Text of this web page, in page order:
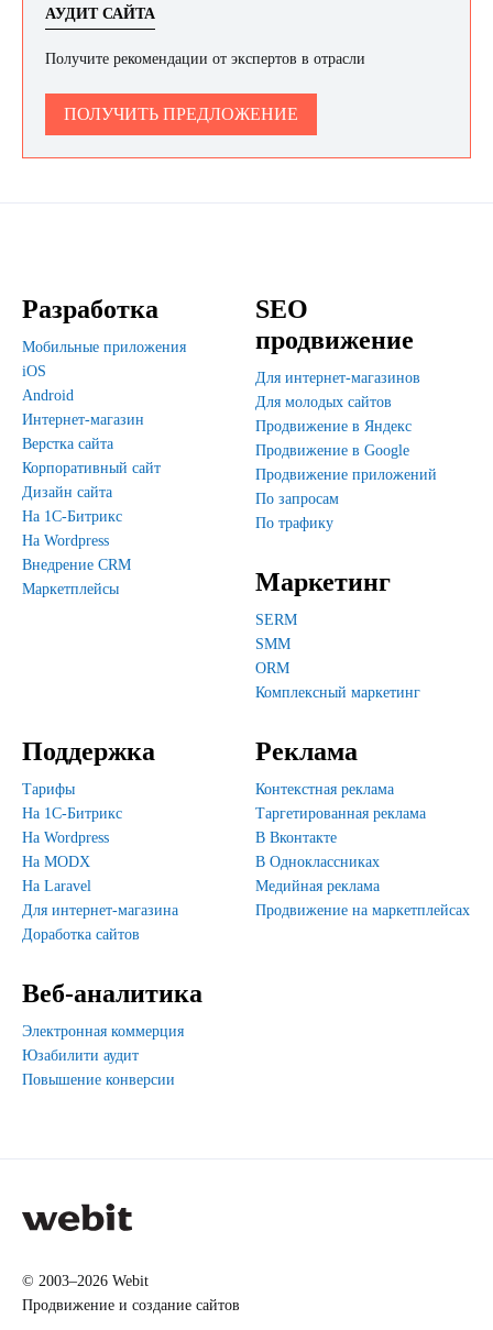
АУДИТ САЙТА
Получите рекомендации от экспертов в отрасли
ПОЛУЧИТЬ ПРЕДЛОЖЕНИЕ
Разработка
Мобильные приложения
iOS
Android
Интернет-магазин
Верстка сайта
Корпоративный сайт
Дизайн сайта
На 1С-Битрикс
На Wordpress
Внедрение CRM
Маркетплейсы
SEO
продвижение
Для интернет-магазинов
Для молодых сайтов
Продвижение в Яндекс
Продвижение в Google
Продвижение приложений
По запросам
По трафику
Маркетинг
SERM
SMM
ORM
Комплексный маркетинг
Поддержка
Тарифы
На 1С-Битрикс
На Wordpress
На MODX
На Laravel
Для интернет-магазина
Доработка сайтов
Веб-аналитика
Электронная коммерция
Юзабилити аудит
Повышение конверсии
Реклама
Контекстная реклама
Таргетированная реклама
В Вконтакте
В Одноклассниках
Медийная реклама
Продвижение на маркетплейсах
© 2003–2026 Webit
Продвижение и создание сайтов